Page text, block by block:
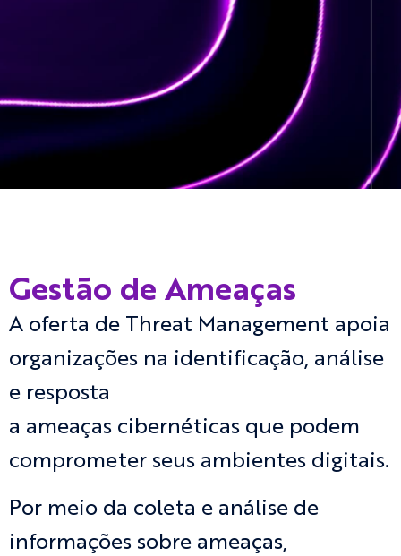
Gestão de Ameaças
A oferta de Threat Management apoia
organizações na identificação, análise
e resposta
a ameaças cibernéticas que podem
comprometer seus ambientes digitais.
Por meio da coleta e análise de
informações sobre ameaças,